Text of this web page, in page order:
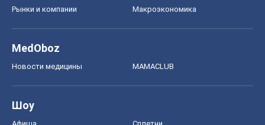
Рынки и компании Mакроэкономика
MedOboz
Новости медицины MAMACLUB
Шоу